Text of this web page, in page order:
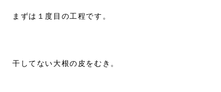
まずは１度目の工程です。
干してない大根の皮をむき。